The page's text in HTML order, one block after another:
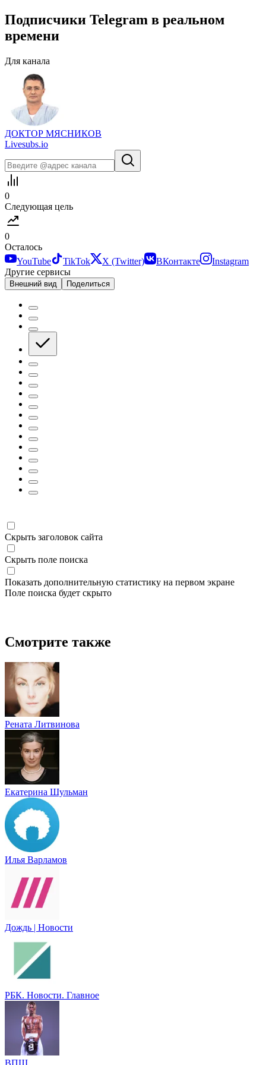
Подписчики Telegram в реальном
времени
Для канала
ДОКТОР МЯСНИКОВ
Livesubs.io
0
Следующая цель
0
Осталось
YouTube
TikTok X (Twitter) ВКонтакте
Instagram
Другие сервисы
Внешний вид Поделиться
Скрыть заголовок сайта
Скрыть поле поиска
Показать дополнительную статистику на первом экране
Поле поиска будет скрыто
Смотрите также
Рената Литвинова
Екатерина Шульман
Илья Варламов
Дождь | Новости
РБК. Новости. Главное
ВПШ